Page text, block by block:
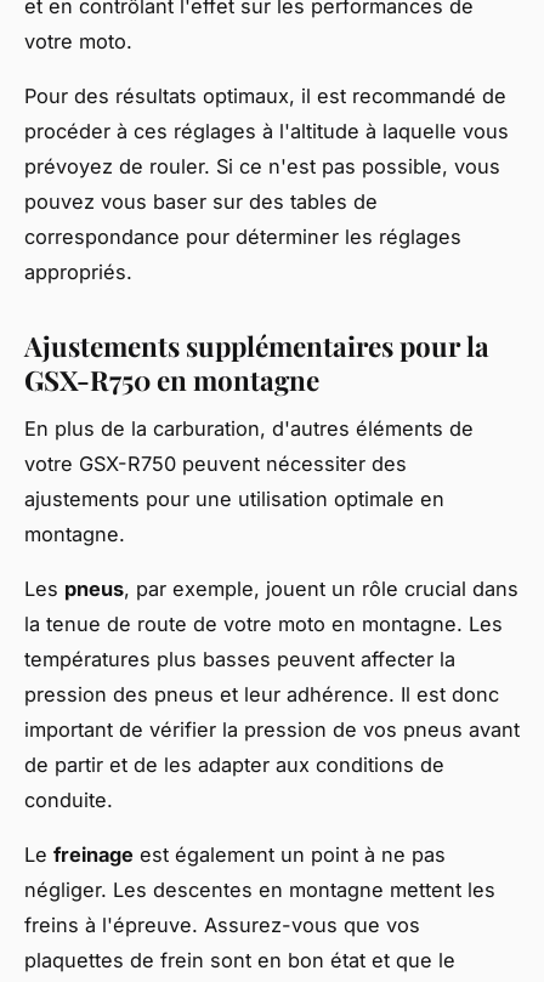
et en contrôlant l'effet sur les performances de
votre moto.
Pour des résultats optimaux, il est recommandé de
procéder à ces réglages à l'altitude à laquelle vous
prévoyez de rouler. Si ce n'est pas possible, vous
pouvez vous baser sur des tables de
correspondance pour déterminer les réglages
appropriés.
Ajustements supplémentaires pour la
GSX-R750 en montagne
En plus de la carburation, d'autres éléments de
votre GSX-R750 peuvent nécessiter des
ajustements pour une utilisation optimale en
montagne.
Les pneus, par exemple, jouent un rôle crucial dans
la tenue de route de votre moto en montagne. Les
températures plus basses peuvent affecter la
pression des pneus et leur adhérence. Il est donc
important de vérifier la pression de vos pneus avant
de partir et de les adapter aux conditions de
conduite.
Le freinage est également un point à ne pas
négliger. Les descentes en montagne mettent les
freins à l'épreuve. Assurez-vous que vos
plaquettes de frein sont en bon état et que le